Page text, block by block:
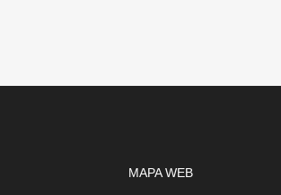
MAPA WEB